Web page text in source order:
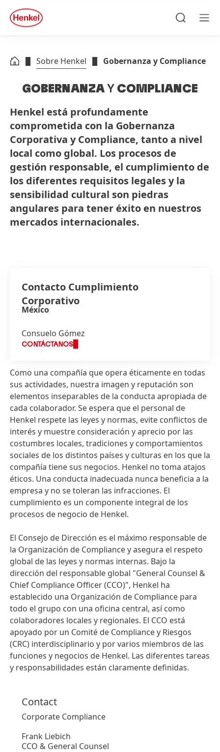
Skip to footer
quick
search
Sobre Henkel Gobernanza y Compliance
GOBERNANZA Y COMPLIANCE
Henkel está profundamente
comprometida con la Gobernanza
Corporativa y Compliance, tanto a nivel
local como global. Los procesos de
gestión responsable, el cumplimiento de
los diferentes requisitos legales y la
sensibilidad cultural son piedras
angulares para tener éxito en nuestros
mercados internacionales.
Contacto Cumplimiento
Corporativo
México
Consuelo Gómez
CONTÁCTANOS
Como una compañía que opera éticamente en todas
sus actividades, nuestra imagen y reputación son
elementos inseparables de la conducta apropiada de
cada colaborador. Se espera que el personal de
Henkel respete las leyes y normas, evite conflictos de
interés y muestre consideración y aprecio por las
costumbres locales, tradiciones y comportamientos
sociales de los distintos países y culturas en los que la
compañía tiene sus negocios. Henkel no toma atajos
éticos. Una conducta inadecuada nunca beneficia a la
empresa y no se toleran las infracciones. El
cumplimiento es un componente integral de los
procesos de negocio de Henkel.
El Consejo de Dirección es el máximo responsable de
la Organización de Compliance y asegura el respeto
global de las leyes y normas internas. Bajo la
dirección del responsable global "General Counsel &
Chief Compliance Officer(CCO)", Henkel ha
establecido una Organización de Compliance para
todo el grupo con una oficina central, así como
colaboradores locales y regionales. El CCO está
apoyado por un Comité de Compliance y Riesgos
(CRC) interdisciplinario y por varios miembros de las
funciones y negocios de Henkel. Las diferentes tareas
y responsabilidades están claramente definidas.
Contact
Corporate Compliance
Frank Liebich
CCO & General Counsel